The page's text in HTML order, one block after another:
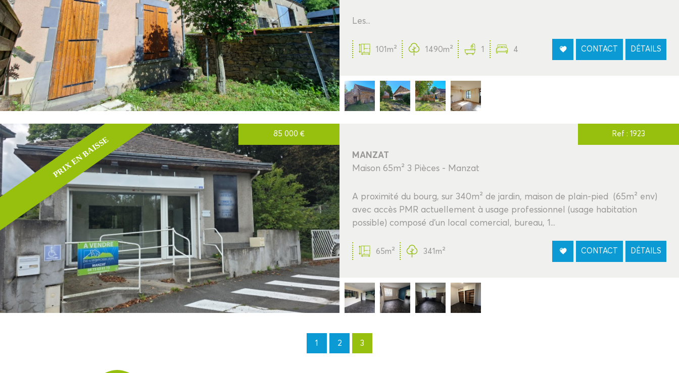
Les...
101m² 1490m² 1 4 CONTACT DÉTAILS
PRIX EN BAISSE
85 000 € Ref : 1923
MANZAT
Maison 65m² 3 Pièces - Manzat
A proximité du bourg, sur 340m² de jardin, maison de plain-pied (65m² env)
avec accès PMR actuellement à usage professionnel (usage habitation
possible) composé d'un local comercial, bureau, 1...
65m² 341m² CONTACT DÉTAILS
1 2 3